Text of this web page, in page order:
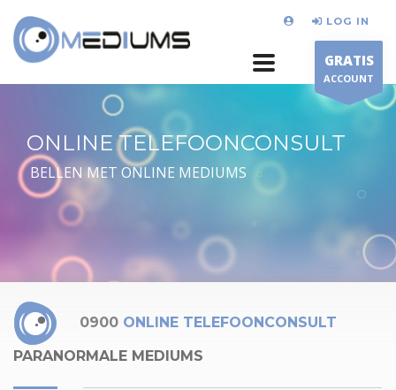
LOG IN
GRATIS
ACCOUNT
ONLINE TELEFOONCONSULT
BELLEN MET ONLINE MEDIUMS
0900 ONLINE TELEFOONCONSULT
PARANORMALE MEDIUMS